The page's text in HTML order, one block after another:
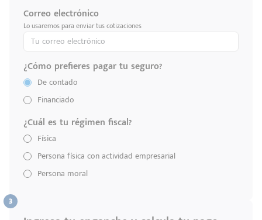
Correo electrónico
Lo usaremos para enviar tus cotizaciones
¿Cómo prefieres pagar tu seguro?
De contado
Financiado
¿Cuál es tu régimen fiscal?
Física
Persona física con actividad empresarial
Persona moral